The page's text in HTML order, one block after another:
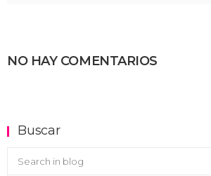
NO HAY COMENTARIOS
Buscar
Buscar en el blog